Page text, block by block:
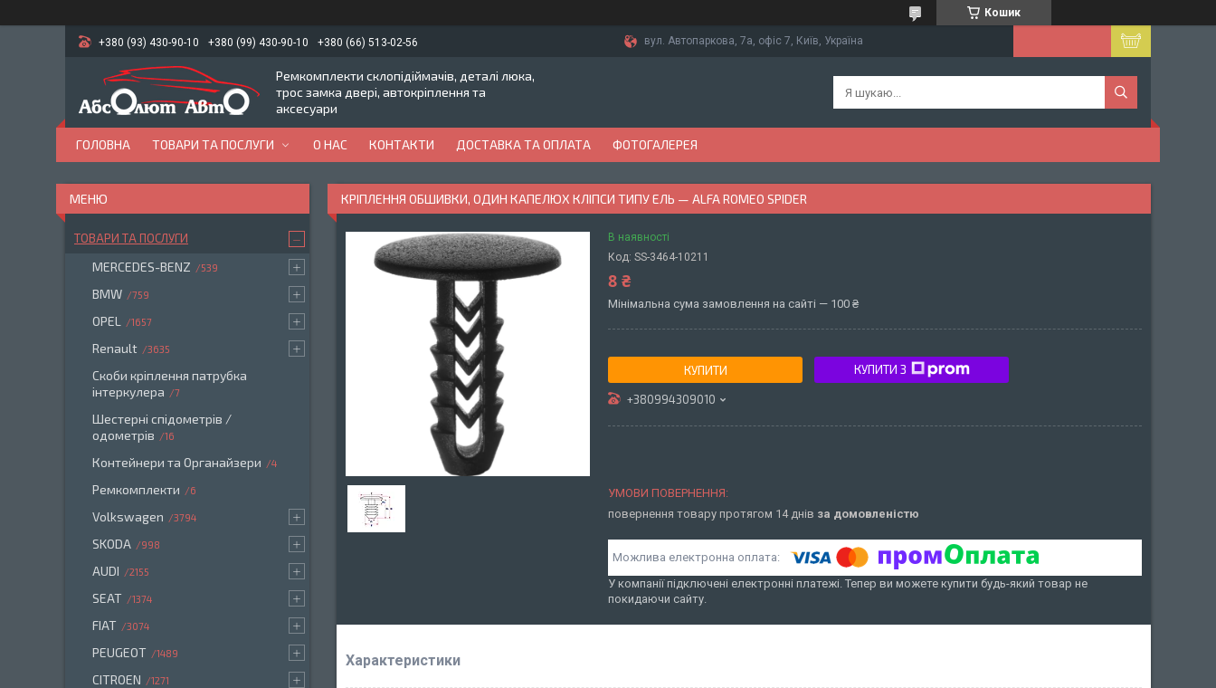
Кошик
+380 (93) 430-90-10 +380 (99) 430-90-10 +380 (66) 513-02-56 вул. Автопаркова, 7а, офіс 7, Київ, Україна
Ремкомплекти склопідіймачів, деталі люка,
трос замка двері, автокріплення та
аксесуари
ГОЛОВНА ТОВАРИ ТА ПОСЛУГИ О НАС КОНТАКТИ ДОСТАВКА ТА ОПЛАТА ФОТОГАЛЕРЕЯ
КРІПЛЕННЯ ОБШИВКИ, ОДИН КАПЕЛЮХ КЛІПСИ ТИПУ ЕЛЬ — ALFA ROMEO SPIDER
В наявності
Код: SS-3464-10211
8 ₴
Мінімальна сума замовлення на сайті — 100 ₴
КУПИТИ КУПИТИ З
+380994309010
повернення товару протягом 14 днів за домовленістю
У компанії підключені електронні платежі. Тепер ви можете купити будь-який товар не
покидаючи сайту.
Характеристики
ТОВАРИ ТА ПОСЛУГИ
MERCEDES-BENZ 539
BMW 759
OPEL 1657
Renault 3635
Скоби кріплення патрубка
інтеркулера
7
Шестерні спідометрів /
одометрів
16
Контейнери та Органайзери 4
Ремкомплекти 6
Volkswagen 3794
SKODA 998
AUDI 2155
SEAT 1374
FIAT 3074
PEUGEOT 1489
CITROEN 1271